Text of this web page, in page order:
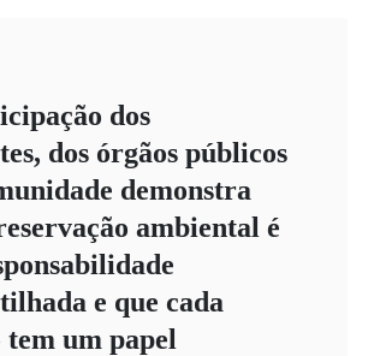
dos
dos órgãos públicos
demonstra
ambiental é
e que cada
tem um papel